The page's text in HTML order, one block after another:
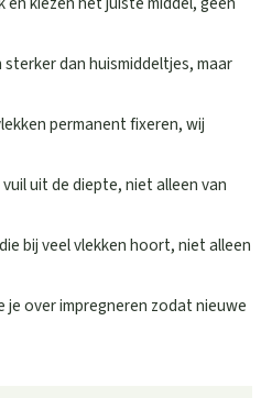
dan huismiddeltjes, maar
permanent fixeren, wij
uit de diepte, niet alleen van
bij veel vlekken hoort, niet alleen
je over impregneren zodat nieuwe